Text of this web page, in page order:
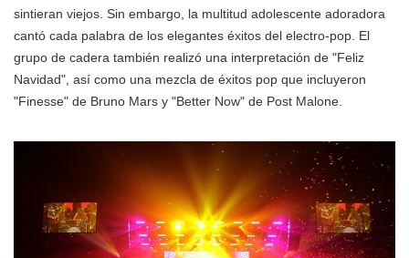
sintieran viejos. Sin embargo, la multitud adolescente adoradora
cantó cada palabra de los elegantes éxitos del electro-pop. El
grupo de cadera también realizó una interpretación de "Feliz
Navidad", así como una mezcla de éxitos pop que incluyeron
"Finesse" de Bruno Mars y "Better Now" de Post Malone.